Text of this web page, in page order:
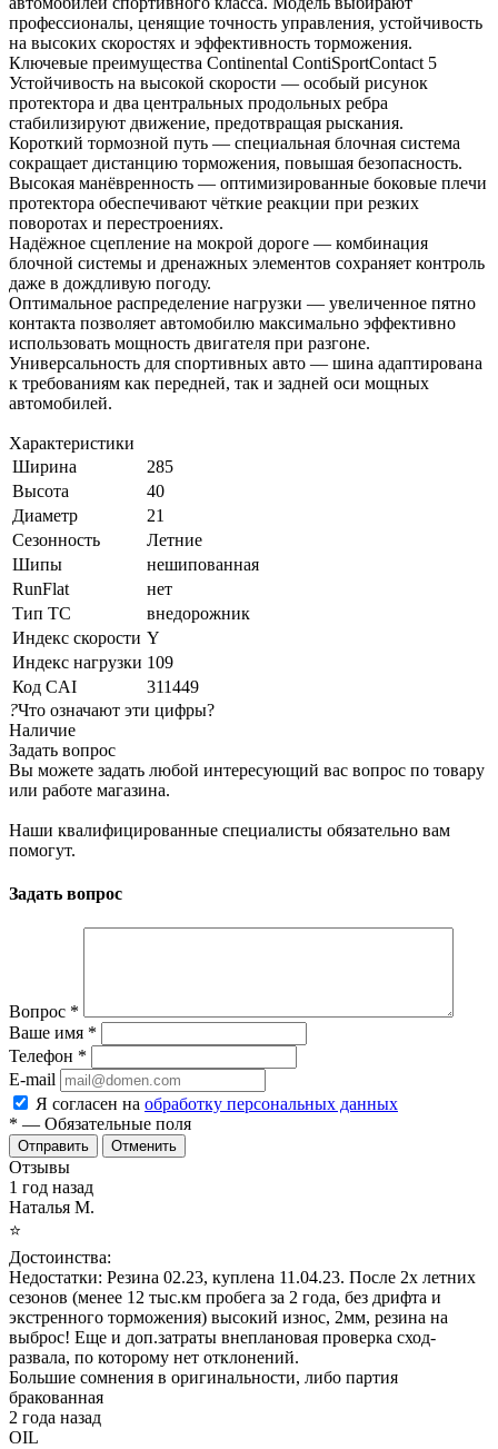
профессионалы, ценящие точность управления, устойчивость
на высоких скоростях и эффективность торможения.
Ключевые преимущества Continental ContiSportContact 5
Устойчивость на высокой скорости — особый рисунок
протектора и два центральных продольных ребра
стабилизируют движение, предотвращая рыскания.
Короткий тормозной путь — специальная блочная система
сокращает дистанцию торможения, повышая безопасность.
Высокая манёвренность — оптимизированные боковые плечи
протектора обеспечивают чёткие реакции при резких
поворотах и перестроениях.
Надёжное сцепление на мокрой дороге — комбинация
блочной системы и дренажных элементов сохраняет контроль
даже в дождливую погоду.
Оптимальное распределение нагрузки — увеличенное пятно
контакта позволяет автомобилю максимально эффективно
использовать мощность двигателя при разгоне.
Универсальность для спортивных авто — шина адаптирована
к требованиям как передней, так и задней оси мощных
автомобилей.
Характеристики
Ширина
285
Высота
40
Диаметр
21
Сезонность
Летние
Шипы
нешипованная
RunFlat
нет
Тип ТС
внедорожник
Индекс скорости Y
Индекс нагрузки 109
Код CAI
311449
?Что означают эти цифры?
Наличие
Задать вопрос
Вы можете задать любой интересующий вас вопрос по товару
или работе магазина.
Наши квалифицированные специалисты обязательно вам
помогут.
Задать вопрос
Вопрос *
Ваше имя *
Телефон *
E-mail
Я согласен на обработку персональных данных
* — Обязательные поля
Отменить
Отзывы
1 год назад
Наталья М.
⭐
Достоинства:
Недостатки: Резина 02.23, куплена 11.04.23. После 2х летних
сезонов (менее 12 тыс.км пробега за 2 года, без дрифта и
экстренного торможения) высокий износ, 2мм, резина на
выброс! Еще и доп.затраты внеплановая проверка сход-
развала, по которому нет отклонений.
Большие сомнения в оригинальности, либо партия
бракованная
2 года назад
OIL